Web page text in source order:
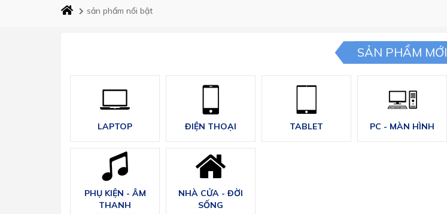
sản phẩm nổi bật
SẢN PHẨM MỚI
LAPTOP ĐIỆN THOẠI TABLET PC - MÀN HÌNH
PHỤ KIỆN - ÂM
THANH
NHÀ CỬA - ĐỜI
SỐNG